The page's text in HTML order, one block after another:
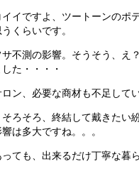
イですよ、ツートーンのポ
くらいです。
不測の影響。そうそう、え
た・・・・
ン、必要な商材も不足して
ろそろ、終結して戴きたい
は多大ですね。。。
ても、出来るだけ丁寧な暮